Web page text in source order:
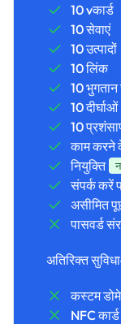
10 vकार्ड
10 सेवाएं
10 उत्पादों
10 लिंक
10 भुगतान
10 दीर्घाओं
10
काम करने
नियुक्ति
संपर्क करें
असीमित
पासवर्ड
अतिरिक्त
कस्टम
NFC